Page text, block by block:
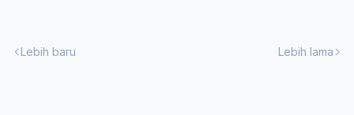
Lebih baru Lebih lama